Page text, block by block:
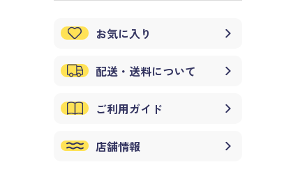
お気に入り
配送・送料について
ご利用ガイド
店舗情報